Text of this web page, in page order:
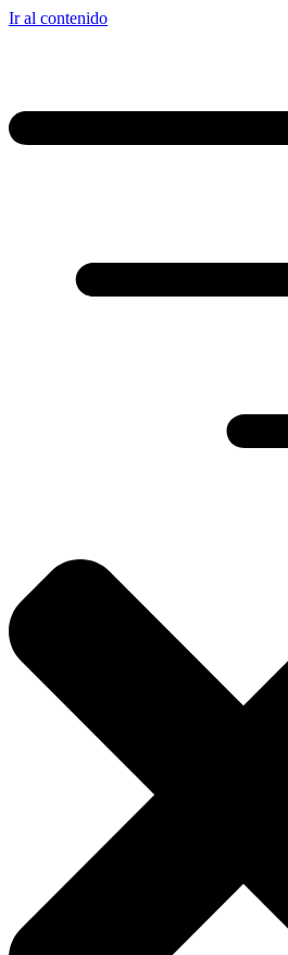
Ir al contenido